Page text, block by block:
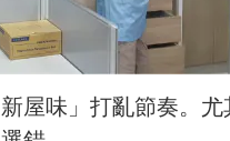
屋味」打亂節奏。